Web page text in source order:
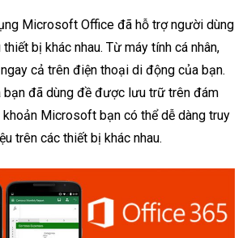
Microsoft Office đã hỗ trợ người dùng
bị khác nhau. Từ máy tính cá nhân,
cả trên điện thoại di động của bạn.
bạn đã dùng đề được lưu trữ trên đám
khoản Microsoft bạn có thể dễ dàng truy
trên các thiết bị khác nhau.